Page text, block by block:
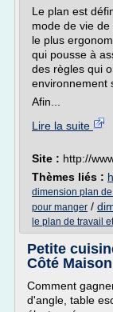
Le plan est
mode de vie
le plus
qui pousse à
des règles qui
environnement
Afin...
Lire la suite
Site : http://
Thèmes liés :
dimension plan
pour manger /
le plan de travail
Petite
Côté Maison
Comment
d'angle, table